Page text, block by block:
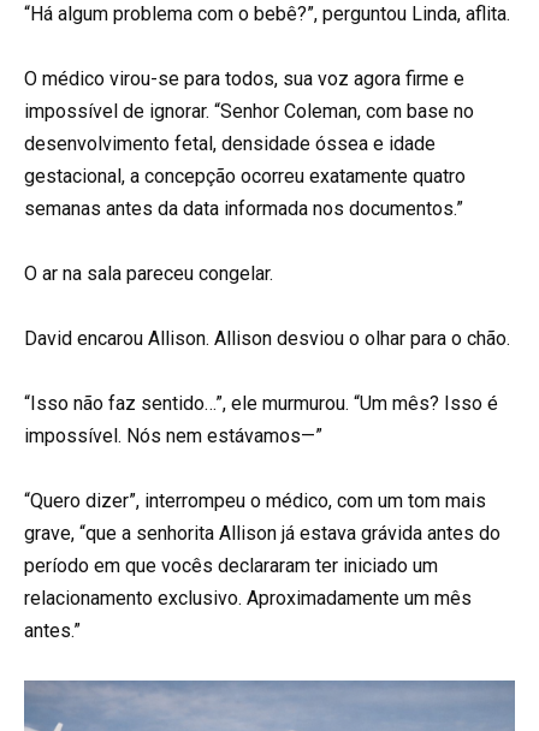
“Há algum problema com o bebê?”, perguntou Linda, aflita.
O médico virou-se para todos, sua voz agora firme e
impossível de ignorar. “Senhor Coleman, com base no
desenvolvimento fetal, densidade óssea e idade
gestacional, a concepção ocorreu exatamente quatro
semanas antes da data informada nos documentos.”
O ar na sala pareceu congelar.
David encarou Allison. Allison desviou o olhar para o chão.
“Isso não faz sentido…”, ele murmurou. “Um mês? Isso é
impossível. Nós nem estávamos—”
“Quero dizer”, interrompeu o médico, com um tom mais
grave, “que a senhorita Allison já estava grávida antes do
período em que vocês declararam ter iniciado um
relacionamento exclusivo. Aproximadamente um mês
antes.”